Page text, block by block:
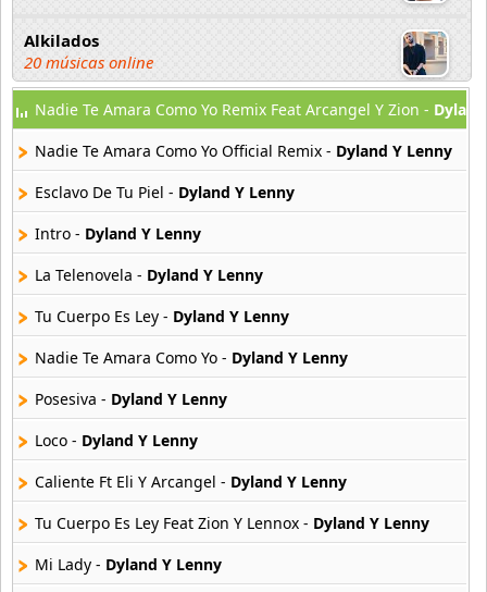
Alkilados
20 músicas online
Andy Boy
42 músicas online
Angel Olmos
9 músicas online
20 músicas online
Anton La Voz De Oro
10 músicas online
Anuel Aa
257 músicas online
Arcangel
416 músicas online
Arcangel Y De La Ghetto
101 músicas online
Nadie Te Amara Como Yo Remix Feat Arcangel Y Zion -
Nadie Te Amara Como Yo Official Remix - Dyland Y Lenny
Esclavo De Tu Piel - Dyland Y Lenny
Intro - Dyland Y Lenny
La Telenovela - Dyland Y Lenny
Tu Cuerpo Es Ley - Dyland Y Lenny
Nadie Te Amara Como Yo - Dyland Y Lenny
Posesiva - Dyland Y Lenny
Loco - Dyland Y Lenny
Caliente Ft Eli Y Arcangel - Dyland Y Lenny
Tu Cuerpo Es Ley Feat Zion Y Lennox - Dyland Y Lenny
Mi Lady - Dyland Y Lenny